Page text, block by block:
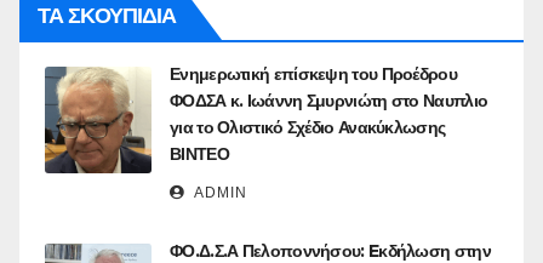
ΤΑ ΣΚΟΥΠΙΔΙΑ
Ενημερωτική επίσκεψη του Προέδρου
ΦΟΔΣΑ κ. Ιωάννη Σμυρνιώτη στο Ναυπλιο
για το Ολιστικό Σχέδιο Ανακύκλωσης
ΒΙΝΤΕΟ
ADMIN
ΦΟ.Δ.Σ.Α Πελοποννήσου: Eκδήλωση στην